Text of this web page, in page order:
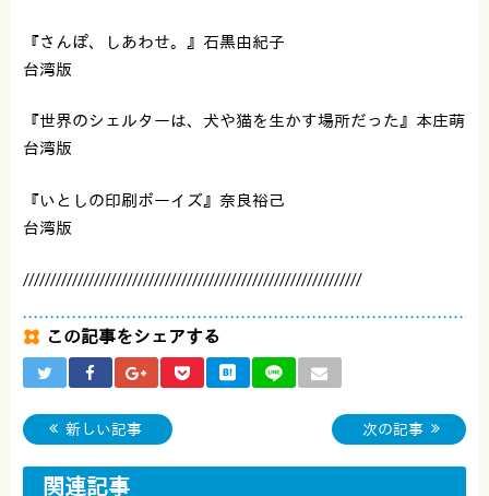
『さんぽ、しあわせ。』石黒由紀子
台湾版
『世界のシェルターは、犬や猫を生かす場所だった』本庄萌
台湾版
『いとしの印刷ボーイズ』奈良裕己
台湾版
//////////////////////////////////////////////////////////////
この記事をシェアする
新しい記事 次の記事
関連記事